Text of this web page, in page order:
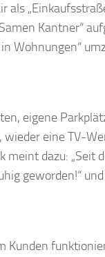
als
Kantner“
Wohnungen“
eigene
eine TV-
meint dazu: „Seit
geworden!“
Kunden